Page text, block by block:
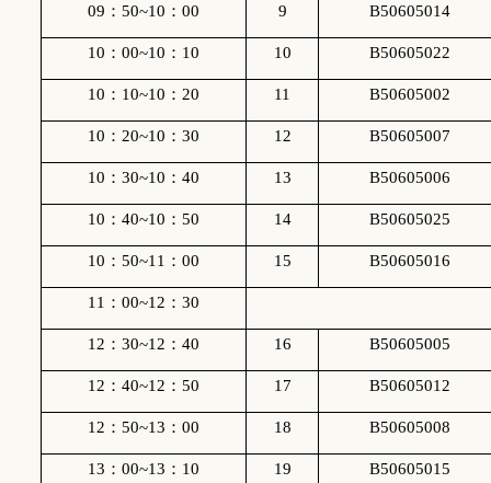
09 ： 50~10 ： 00 9 B50605014
10 ： 00~10 ： 10 10 B50605022
10 ： 10~10 ： 20 11 B50605002
10 ： 20~10 ： 30 12 B50605007
10 ： 30~10 ： 40 13 B50605006
10 ： 40~10 ： 50 14 B50605025
10 ： 50~11 ： 00 15 B50605016
11 ： 00~12 ： 30
12 ： 30~12 ： 40 16 B50605005
12 ： 40~12 ： 50 17 B50605012
12 ： 50~13 ： 00 18 B50605008
13 ： 00~13 ： 10 19 B50605015